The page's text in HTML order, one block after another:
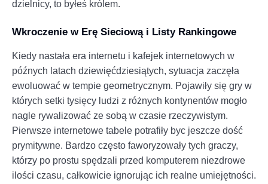
dzielnicy, to byłeś królem.
Wkroczenie w Erę Sieciową i Listy Rankingowe
Kiedy nastała era internetu i kafejek internetowych w
późnych latach dziewięćdziesiątych, sytuacja zaczęła
ewoluować w tempie geometrycznym. Pojawiły się gry w
których setki tysięcy ludzi z różnych kontynentów mogło
nagle rywalizować ze sobą w czasie rzeczywistym.
Pierwsze internetowe tabele potrafiły byc jeszcze dość
prymitywne. Bardzo często faworyzowały tych graczy,
którzy po prostu spędzali przed komputerem niezdrowe
ilości czasu, całkowicie ignorując ich realne umiejętności.